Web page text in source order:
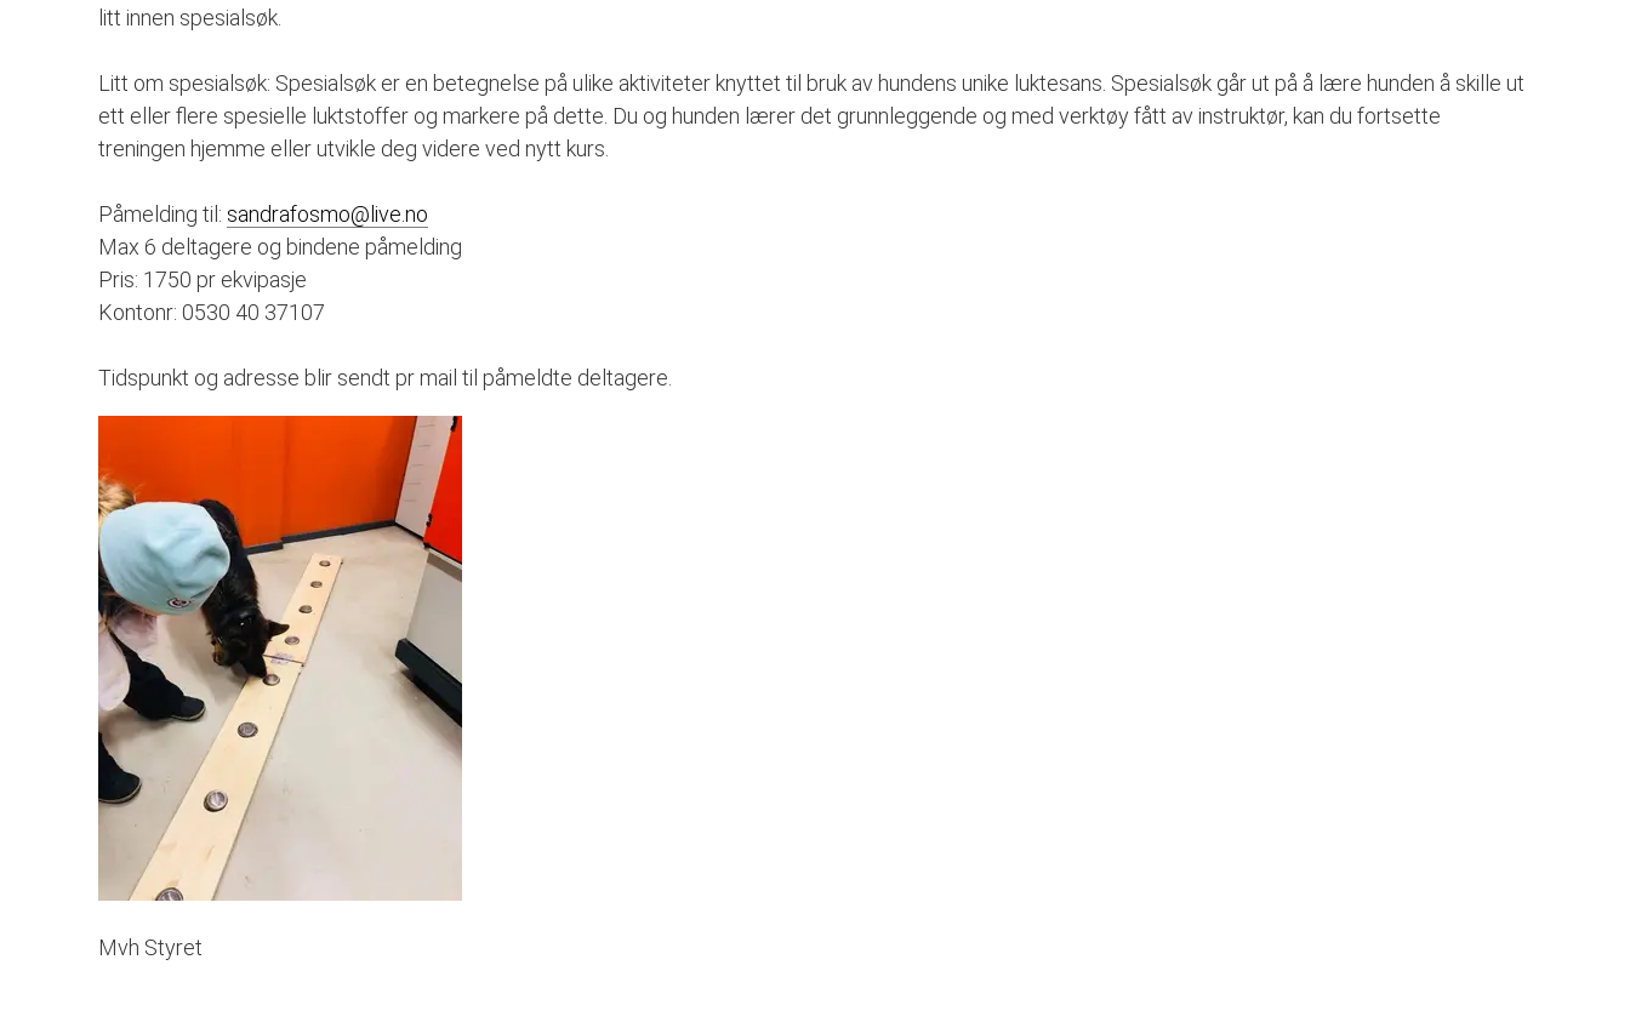
litt innen spesialsøk.
Litt om spesialsøk: Spesialsøk er en betegnelse på ulike aktiviteter knyttet til bruk av hundens unike luktesans. Spesialsøk går ut på å lære hunden å skille ut
ett eller flere spesielle luktstoffer og markere på dette. Du og hunden lærer det grunnleggende og med verktøy fått av instruktør, kan du fortsette
treningen hjemme eller utvikle deg videre ved nytt kurs.
Påmelding til: sandrafosmo@live.no
Max 6 deltagere og bindene påmelding
Pris: 1750 pr ekvipasje
Kontonr: 0530 40 37107
Tidspunkt og adresse blir sendt pr mail til påmeldte deltagere.
Mvh Styret